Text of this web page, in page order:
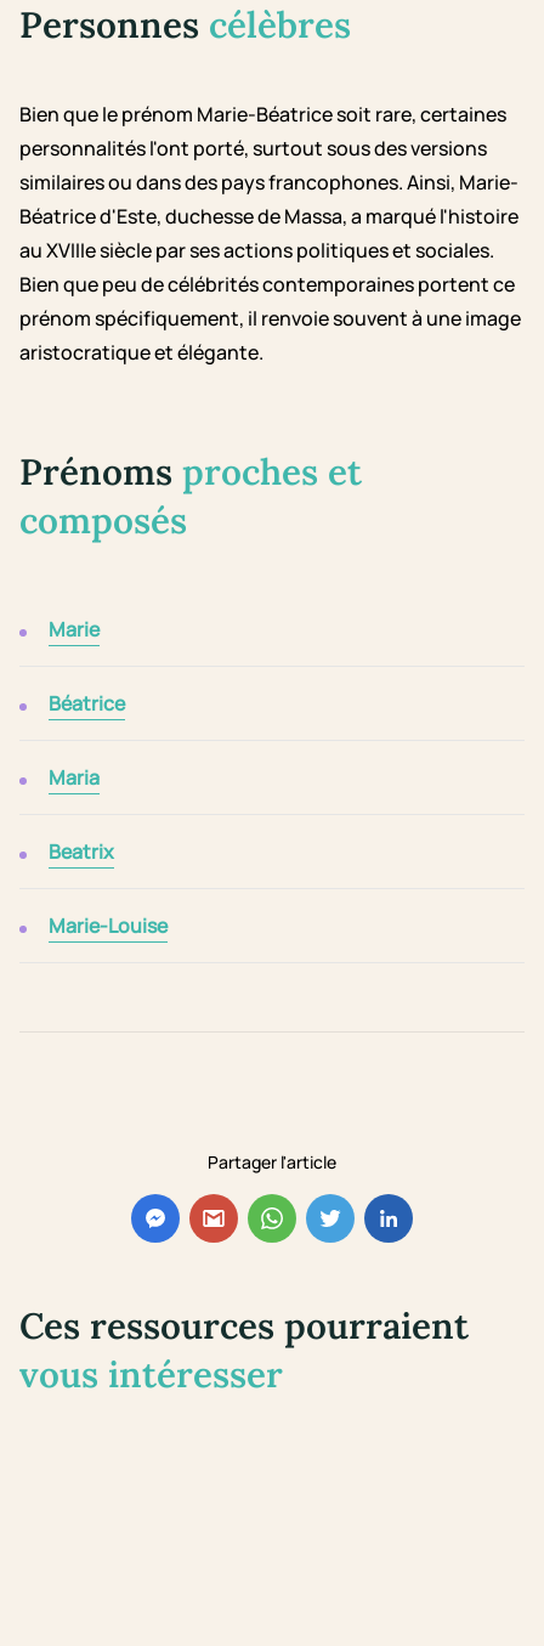
Partager l'article
Personnes célèbres
Bien que le prénom Marie-Béatrice soit rare, certaines
personnalités l'ont porté, surtout sous des versions
similaires ou dans des pays francophones. Ainsi, Marie-
Béatrice d'Este, duchesse de Massa, a marqué l'histoire
au XVIIIe siècle par ses actions politiques et sociales.
Bien que peu de célébrités contemporaines portent ce
prénom spécifiquement, il renvoie souvent à une image
aristocratique et élégante.
Prénoms proches et
composés
Marie
Béatrice
Maria
Beatrix
Marie-Louise
Ces ressources pourraient
vous intéresser